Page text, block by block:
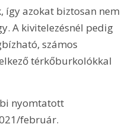
így azokat biztosan nem
A kivitelezésnél pedig
számos
térkőburkolókkal
nyomtatott
február.